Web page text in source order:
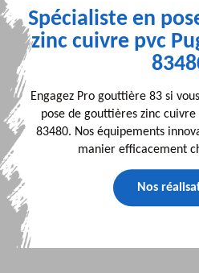
Spécialiste en
zinc cuivre pvc
Engagez Pro gouttière 83 si
pose de gouttières zinc cuivre
83480. Nos équipements
manier efficacement
Nos